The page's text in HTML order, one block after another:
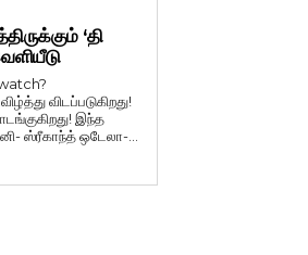
‘தி
விடப்படுகிறது!
இந்த
ஸ்ரீகாந்த் ஒடேலா-...